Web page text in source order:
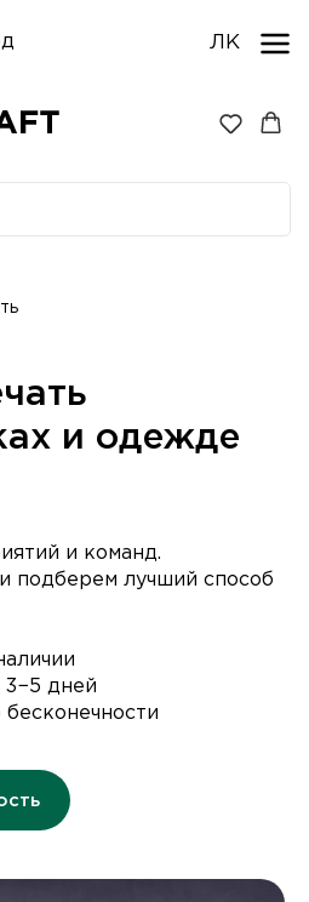
и одежде
и команд.
подберем лучший способ
3−5 дней